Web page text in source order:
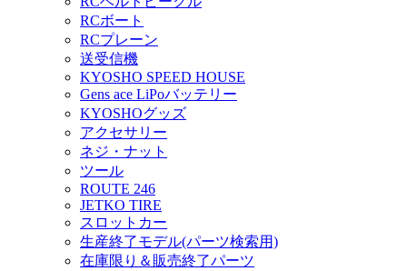
RCボート
RCプレーン
送受信機
KYOSHO SPEED HOUSE
Gens ace LiPoバッテリー
KYOSHOグッズ
アクセサリー
ネジ・ナット
ツール
ROUTE 246
JETKO TIRE
スロットカー
生産終了モデル(パーツ検索用)
在庫限り＆販売終了パーツ